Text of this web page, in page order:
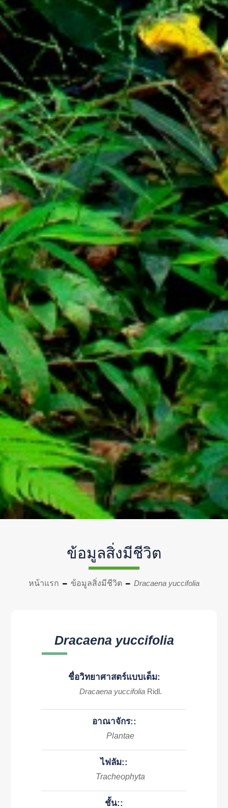
ข้อมูลสิ่งมีชีวิต
หน้าแรก ข้อมูลสิ่งมีชีวิต Dracaena yuccifolia
Dracaena yuccifolia
ชื่อวิทยาศาสตร์แบบเต็ม:
Dracaena yuccifolia Ridl.
อาณาจักร::
Plantae
ไฟลัม::
Tracheophyta
ชั้น::